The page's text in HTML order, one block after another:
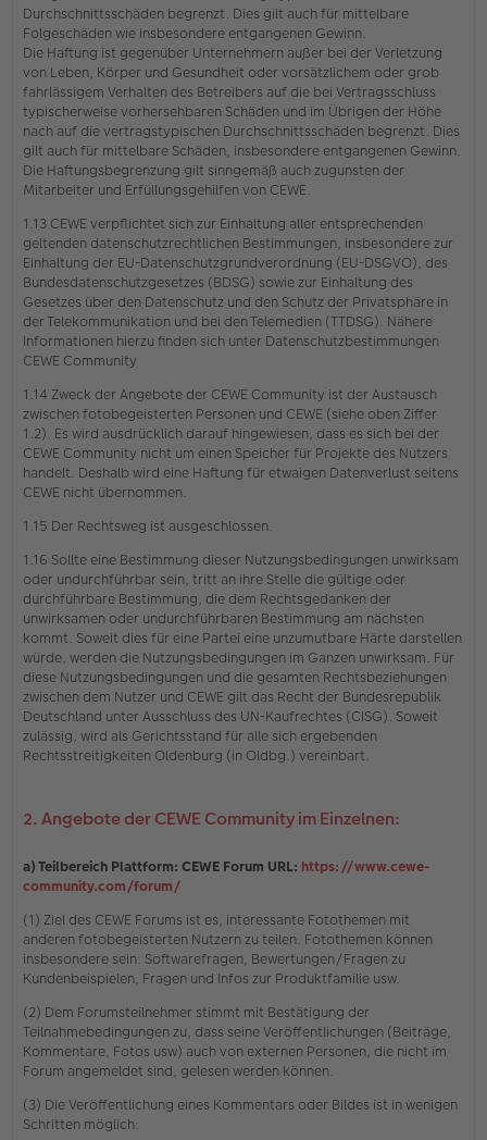
Durchschnittsschäden begrenzt. Dies gilt auch für mittelbare
Folgeschäden wie insbesondere entgangenen Gewinn.
Die Haftung ist gegenüber Unternehmern außer bei der Verletzung
von Leben, Körper und Gesundheit oder vorsätzlichem oder grob
fahrlässigem Verhalten des Betreibers auf die bei Vertragsschluss
typischerweise vorhersehbaren Schäden und im Übrigen der Höhe
nach auf die vertragstypischen Durchschnittsschäden begrenzt. Dies
gilt auch für mittelbare Schäden, insbesondere entgangenen Gewinn.
Die Haftungsbegrenzung gilt sinngemäß auch zugunsten der
Mitarbeiter und Erfüllungsgehilfen von CEWE.
1.13 CEWE verpflichtet sich zur Einhaltung aller entsprechenden
geltenden datenschutzrechtlichen Bestimmungen, insbesondere zur
Einhaltung der EU-Datenschutzgrundverordnung (EU-DSGVO), des
Bundesdatenschutzgesetzes (BDSG) sowie zur Einhaltung des
Gesetzes über den Datenschutz und den Schutz der Privatsphäre in
der Telekommunikation und bei den Telemedien (TTDSG). Nähere
Informationen hierzu finden sich unter Datenschutzbestimmungen
CEWE Community
1.14 Zweck der Angebote der CEWE Community ist der Austausch
zwischen fotobegeisterten Personen und CEWE (siehe oben Ziffer
1.2). Es wird ausdrücklich darauf hingewiesen, dass es sich bei der
CEWE Community nicht um einen Speicher für Projekte des Nutzers
handelt. Deshalb wird eine Haftung für etwaigen Datenverlust seitens
CEWE nicht übernommen.
1.15 Der Rechtsweg ist ausgeschlossen.
1.16 Sollte eine Bestimmung dieser Nutzungsbedingungen unwirksam
oder undurchführbar sein, tritt an ihre Stelle die gültige oder
durchführbare Bestimmung, die dem Rechtsgedanken der
unwirksamen oder undurchführbaren Bestimmung am nächsten
kommt. Soweit dies für eine Partei eine unzumutbare Härte darstellen
würde, werden die Nutzungsbedingungen im Ganzen unwirksam. Für
diese Nutzungsbedingungen und die gesamten Rechtsbeziehungen
zwischen dem Nutzer und CEWE gilt das Recht der Bundesrepublik
Deutschland unter Ausschluss des UN-Kaufrechtes (CISG). Soweit
zulässig, wird als Gerichtsstand für alle sich ergebenden
Rechtsstreitigkeiten Oldenburg (in Oldbg.) vereinbart.
2. Angebote der CEWE Community im Einzelnen:
a) Teilbereich Plattform: CEWE Forum URL: https://www.cewe-
community.com/forum/
(1) Ziel des CEWE Forums ist es, interessante Fotothemen mit
anderen fotobegeisterten Nutzern zu teilen. Fotothemen können
insbesondere sein: Softwarefragen, Bewertungen/Fragen zu
Kundenbeispielen, Fragen und Infos zur Produktfamilie usw.
(2) Dem Forumsteilnehmer stimmt mit Bestätigung der
Teilnahmebedingungen zu, dass seine Veröffentlichungen (Beiträge,
Kommentare, Fotos usw) auch von externen Personen, die nicht im
Forum angemeldet sind, gelesen werden können.
(3) Die Veröffentlichung eines Kommentars oder Bildes ist in wenigen
Schritten möglich: